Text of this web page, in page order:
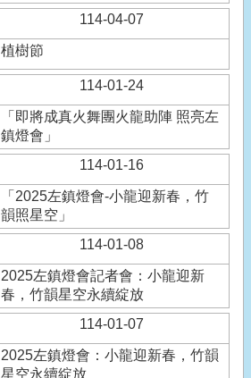
114-04-07
植樹節
114-01-24
「即將成真火舞團火龍助陣 照亮左
鎮燈會」
114-01-16
「2025左鎮燈會-小龍迎新春，竹
韻照星空」
114-01-08
2025左鎮燈會記者會：小龍迎新
春，竹韻星空永續綻放
114-01-07
2025左鎮燈會：小龍迎新春，竹韻
星空永續綻放